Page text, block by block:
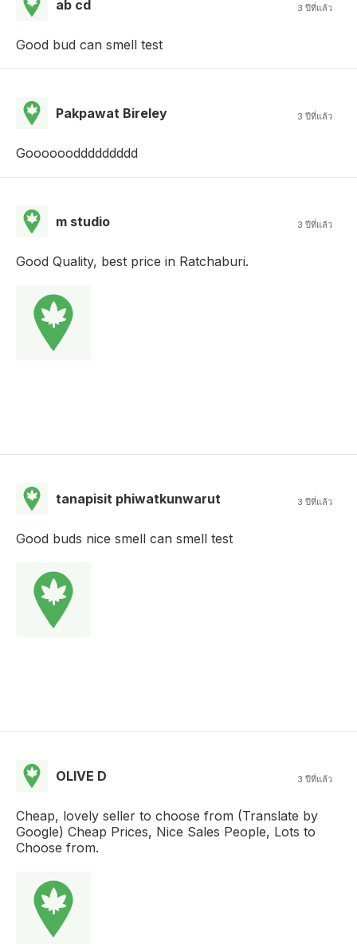
ab cd 3 ปีที่แล้ว
Good bud can smell test
Pakpawat Bireley 3 ปีที่แล้ว
Gooooooddddddddd
m studio 3 ปีที่แล้ว
Good Quality, best price in Ratchaburi.
tanapisit phiwatkunwarut 3 ปีที่แล้ว
Good buds nice smell can smell test
OLIVE D 3 ปีที่แล้ว
Cheap, lovely seller to choose from (Translate by
Google) Cheap Prices, Nice Sales People, Lots to
Choose from.